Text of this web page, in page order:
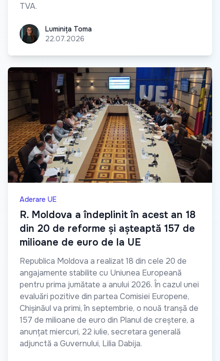
TVA.
Luminița Toma
Luminița Toma
22.07.2026
Aderare UE
R. Moldova a îndeplinit în acest an 18
din 20 de reforme și așteaptă 157 de
milioane de euro de la UE
Republica Moldova a realizat 18 din cele 20 de
angajamente stabilite cu Uniunea Europeană
pentru prima jumătate a anului 2026. În cazul unei
evaluări pozitive din partea Comisiei Europene,
Chișinăul va primi, în septembrie, o nouă tranșă de
157 de milioane de euro din Planul de creștere, a
anunțat miercuri, 22 iulie, secretara generală
adjunctă a Guvernului, Lilia Dabija.